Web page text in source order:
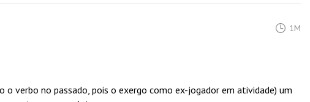
1M
o verbo no passado, pois o exergo como ex-jogador em atividade) um